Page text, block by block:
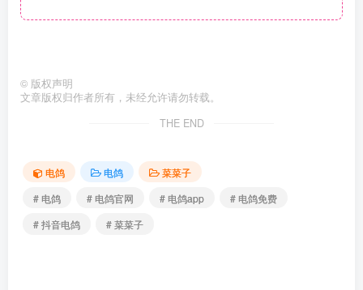
© 版权声明
文章版权归作者所有，未经允许请勿转载。
THE END
电鸽 电鸽
菜菜子
# 电鸽
# 电鸽官网 # 电鸽app
# 电鸽免费
# 抖音电鸽
# 菜菜子